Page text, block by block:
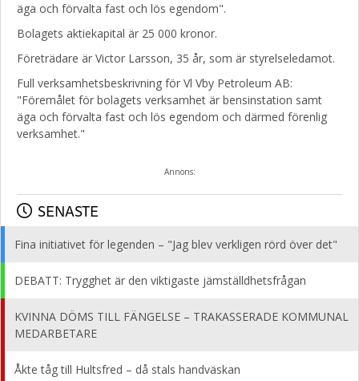
äga och förvalta fast och lös egendom".
Bolagets aktiekapital är 25 000 kronor.
Företrädare är Victor Larsson, 35 år, som är styrelseledamot.
Full verksamhetsbeskrivning för Vl Vby Petroleum AB:
"Föremålet för bolagets verksamhet är bensinstation samt
äga och förvalta fast och lös egendom och därmed förenlig
verksamhet."
Annons:
SENASTE
Fina initiativet för legenden – "Jag blev verkligen rörd över det"
DEBATT: Trygghet är den viktigaste jämställdhetsfrågan
KVINNA DÖMS TILL FÄNGELSE – TRAKASSERADE KOMMUNAL
MEDARBETARE
Åkte tåg till Hultsfred – då stals handväskan